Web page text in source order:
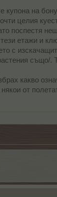
стъпката с
купона на
целия
поспестя
етажи и
с
също/.
какво
от